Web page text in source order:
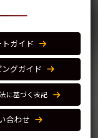
トガイド
グガイド
に基づく表記
合わせ